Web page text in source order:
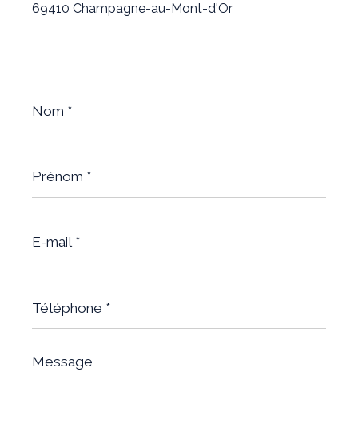
69410 Champagne-au-Mont-d'Or
*
*
mail
*
*
Message
*